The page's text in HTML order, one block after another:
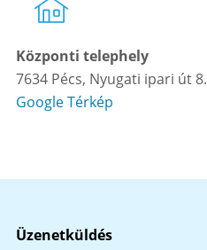
Központi telephely
7634 Pécs, Nyugati ipari út 8.
Google Térkép
Üzenetküldés